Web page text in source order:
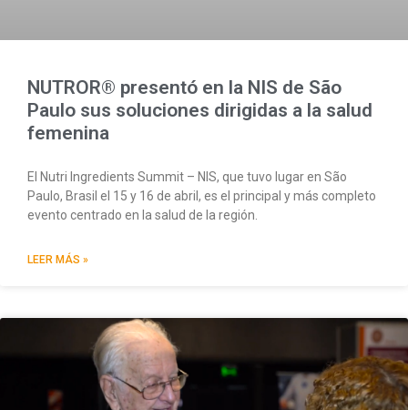
NUTROR® presentó en la NIS de São
Paulo sus soluciones dirigidas a la salud
femenina
El Nutri Ingredients Summit – NIS, que tuvo lugar en São
Paulo, Brasil el 15 y 16 de abril, es el principal y más completo
evento centrado en la salud de la región.
LEER MÁS »